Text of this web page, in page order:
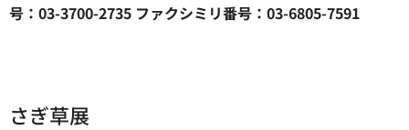
号：03-3700-2735 ファクシミリ番号：03-6805-7591
さぎ草展